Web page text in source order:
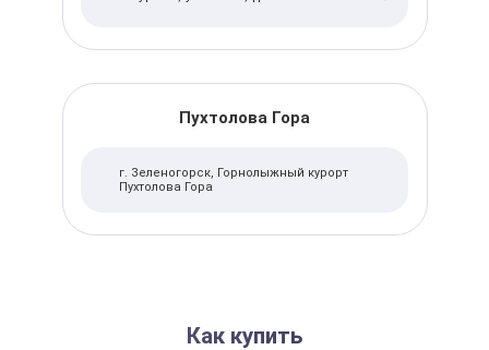
Пухтолова Гора
г. Зеленогорск, Горнолыжный курорт
Пухтолова Гора
Как купить